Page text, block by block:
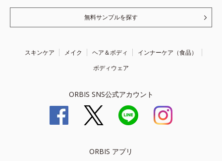
無料サンプルを探す
スキンケア メイク ヘア＆ボディ
インナーケア（食品）
ボディウェア
ORBIS SNS公式アカウント
ORBIS アプリ